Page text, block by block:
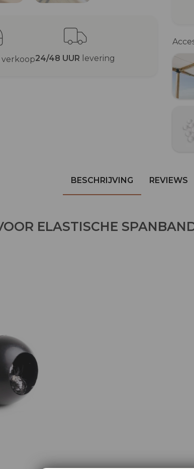
verkoop24/48 UUR levering
BESCHRIJVING REVIEWS
ELASTISCHE